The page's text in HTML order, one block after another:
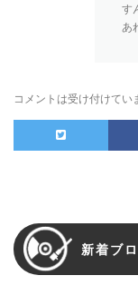
す
あ
コメントは受け付けてい
新着ブ